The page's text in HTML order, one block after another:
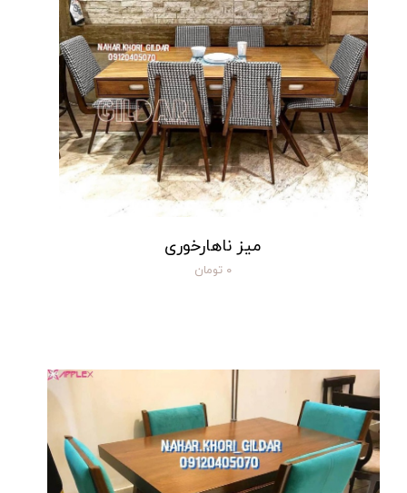
میز ناهارخوری
۰ تومان